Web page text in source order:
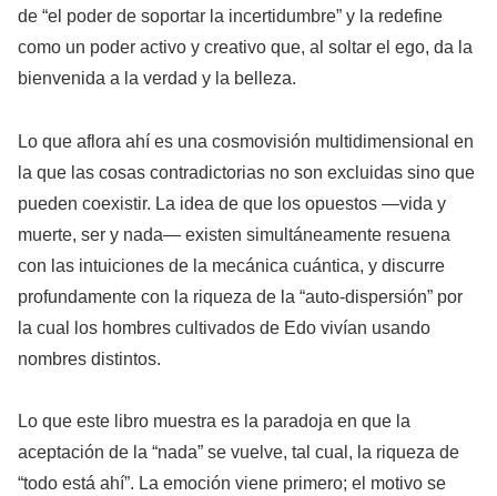
de “el poder de soportar la incertidumbre” y la redefine
como un poder activo y creativo que, al soltar el ego, da la
bienvenida a la verdad y la belleza.
Lo que aflora ahí es una cosmovisión multidimensional en
la que las cosas contradictorias no son excluidas sino que
pueden coexistir. La idea de que los opuestos —vida y
muerte, ser y nada— existen simultáneamente resuena
con las intuiciones de la mecánica cuántica, y discurre
profundamente con la riqueza de la “auto-dispersión” por
la cual los hombres cultivados de Edo vivían usando
nombres distintos.
Lo que este libro muestra es la paradoja en que la
aceptación de la “nada” se vuelve, tal cual, la riqueza de
“todo está ahí”. La emoción viene primero; el motivo se